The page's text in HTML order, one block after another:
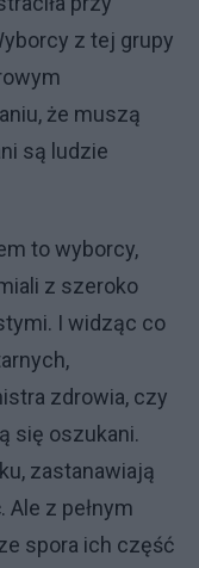
z tej grupy
że muszą
są ludzie
to wyborcy,
z szeroko
I widząc co
zdrowia, czy
się oszukani.
zastanawiają
Ale z pełnym
spora ich część